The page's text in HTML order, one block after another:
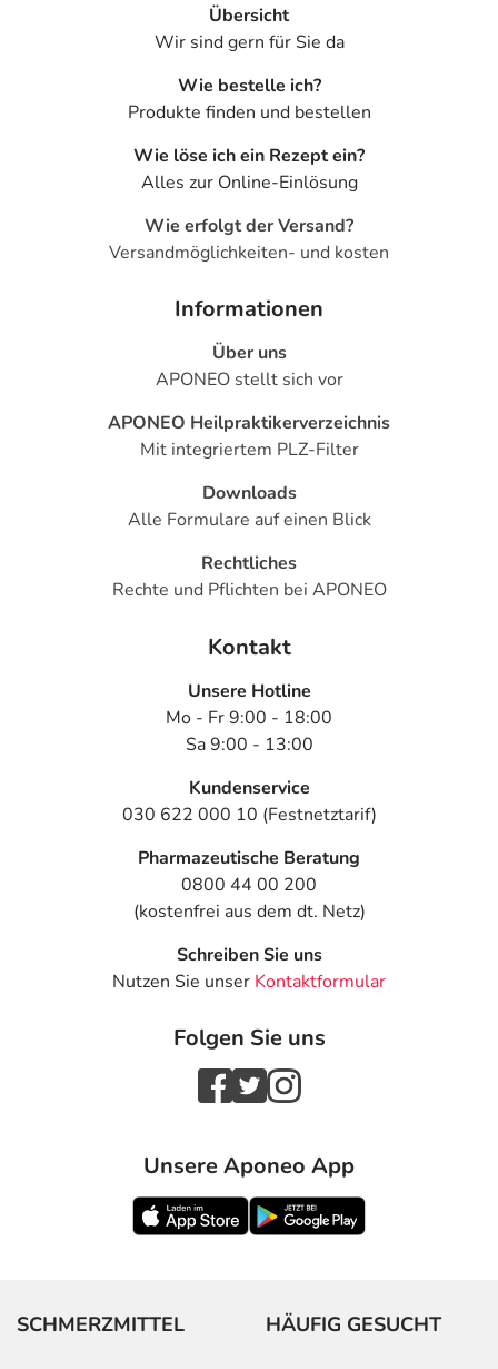
Übersicht
Wir sind gern für Sie da
Wie bestelle ich?
Produkte finden und bestellen
Wie löse ich ein Rezept ein?
Alles zur Online-Einlösung
Wie erfolgt der Versand?
Versandmöglichkeiten- und kosten
Informationen
Über uns
APONEO stellt sich vor
APONEO Heilpraktikerverzeichnis
Mit integriertem PLZ-Filter
Downloads
Alle Formulare auf einen Blick
Rechtliches
Rechte und Pflichten bei APONEO
Kontakt
Unsere Hotline
Mo - Fr 9:00 - 18:00
Sa 9:00 - 13:00
Kundenservice
030 622 000 10 (Festnetztarif)
Pharmazeutische Beratung
0800 44 00 200
(kostenfrei aus dem dt. Netz)
Schreiben Sie uns
Nutzen Sie unser Kontaktformular
Folgen Sie uns
Unsere Aponeo App
SCHMERZMITTEL HÄUFIG GESUCHT